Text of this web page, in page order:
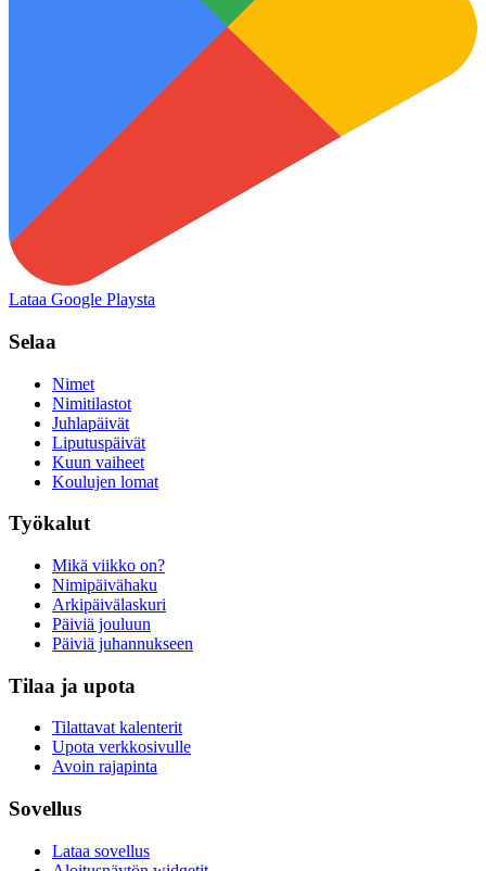
Lataa Google Playsta
Selaa
Nimet
Nimitilastot
Juhlapäivät
Liputuspäivät
Kuun vaiheet
Koulujen lomat
Työkalut
Mikä viikko on?
Nimipäivähaku
Arkipäivälaskuri
Päiviä jouluun
Päiviä juhannukseen
Tilaa ja upota
Tilattavat kalenterit
Upota verkkosivulle
Avoin rajapinta
Sovellus
Lataa sovellus